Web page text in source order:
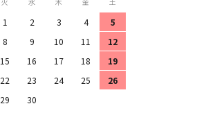
1 2 3 4
5
8 9 10 11
12
15 16 17 18
19
22 23 24 25
26
29 30